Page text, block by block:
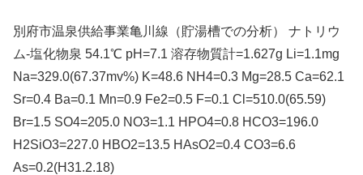
別府市温泉供給事業亀川線（貯湯槽での分析） ナトリウ
ム-塩化物泉 54.1℃ pH=7.1 溶存物質計=1.627g Li=1.1mg
Na=329.0(67.37mv%) K=48.6 NH4=0.3 Mg=28.5 Ca=62.1
Sr=0.4 Ba=0.1 Mn=0.9 Fe2=0.5 F=0.1 Cl=510.0(65.59)
Br=1.5 SO4=205.0 NO3=1.1 HPO4=0.8 HCO3=196.0
H2SiO3=227.0 HBO2=13.5 HAsO2=0.4 CO3=6.6
As=0.2(H31.2.18)